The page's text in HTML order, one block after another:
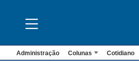
Administração Colunas Cotidiano